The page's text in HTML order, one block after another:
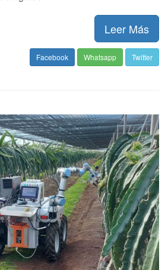
Leer Más
Facebook Whatsapp Twitter